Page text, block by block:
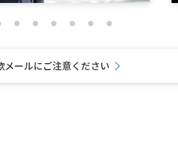
ールにご注意ください